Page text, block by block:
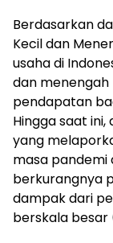
Berdasarkan
Kecil dan
usaha di
dan menengah
pendapatan
Hingga saat ini,
yang
masa
berkurangnya
dampak dari
berskala besar